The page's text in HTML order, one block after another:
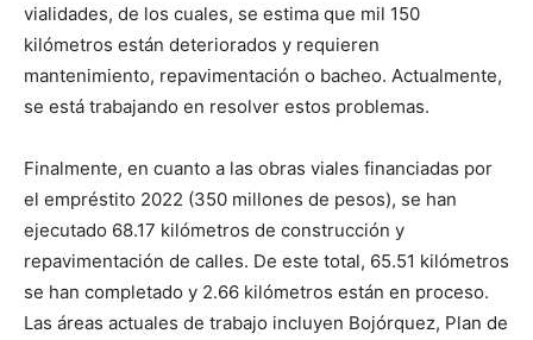
vialidades, de los cuales, se estima que mil 150
kilómetros están deteriorados y requieren
mantenimiento, repavimentación o bacheo. Actualmente,
se está trabajando en resolver estos problemas.
Finalmente, en cuanto a las obras viales financiadas por
el empréstito 2022 (350 millones de pesos), se han
ejecutado 68.17 kilómetros de construcción y
repavimentación de calles. De este total, 65.51 kilómetros
se han completado y 2.66 kilómetros están en proceso.
Las áreas actuales de trabajo incluyen Bojórquez, Plan de